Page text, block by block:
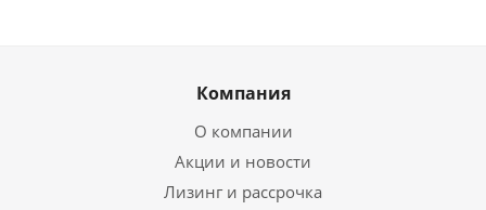
Компания
О компании
Акции и новости
Лизинг и рассрочка